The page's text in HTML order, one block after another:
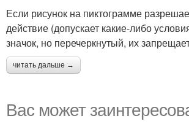
Если рисунок на пиктограмме
действие (допускает какие-либо
значок, но перечеркнутый, их
читать дальше →
Вас может